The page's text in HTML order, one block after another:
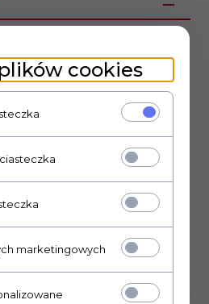
z tworzywa
21mm
pod potencjometr: 6mm
na wcisk
posiadać delikatne zarysowania.
cookies
marketingowych